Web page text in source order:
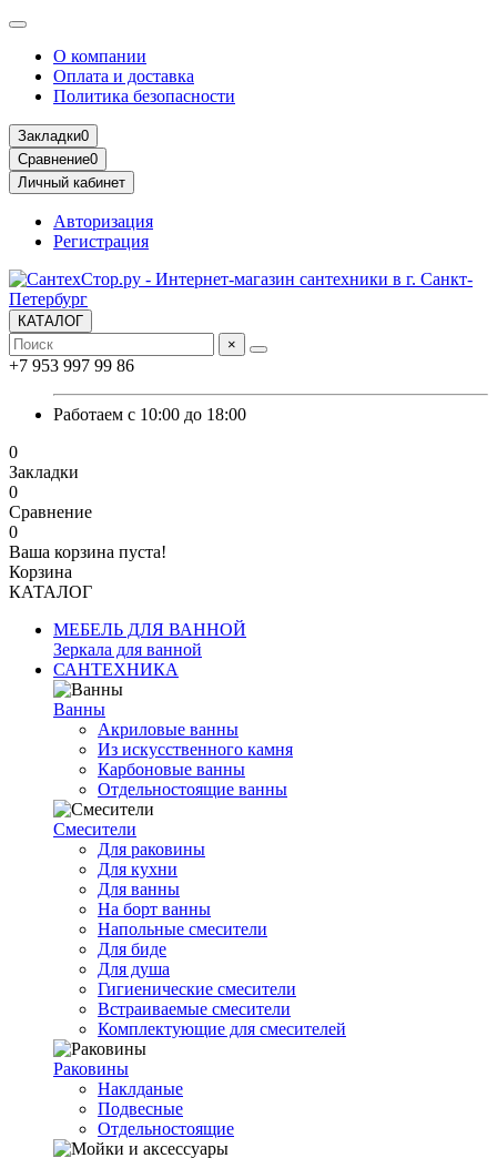
О компании
Оплата и доставка
Политика безопасности
Закладки0
Сравнение0
Личный кабинет
Авторизация
Регистрация
КАТАЛОГ
×
+7 953 997 99 86
Работаем с 10:00 до 18:00
0
Закладки
0
Сравнение
0
Ваша корзина пуста!
Корзина
КАТАЛОГ
МЕБЕЛЬ ДЛЯ ВАННОЙ
Зеркала для ванной
САНТЕХНИКА
Ванны
Акриловые ванны
Из искусственного камня
Карбоновые ванны
Отдельностоящие ванны
Смесители
Для раковины
Для кухни
Для ванны
На борт ванны
Напольные смесители
Для биде
Для душа
Гигиенические смесители
Встраиваемые смесители
Комплектующие для смесителей
Раковины
Наклданые
Подвесные
Отдельностоящие